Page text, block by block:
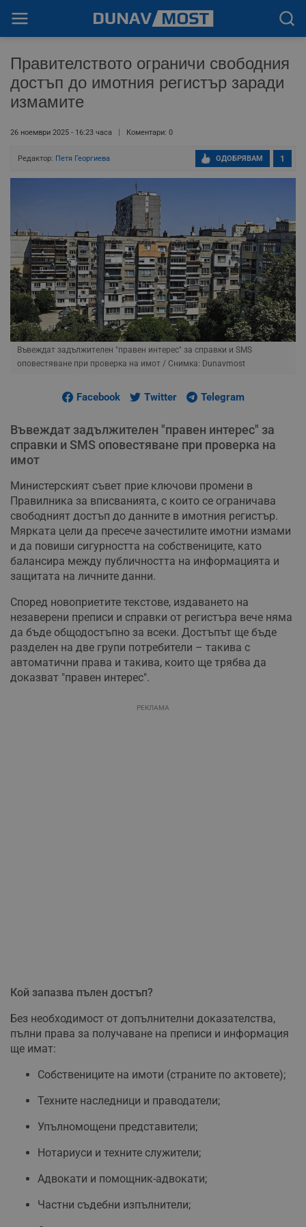
Правителството ограничи свободния
достъп до имотния регистър заради
измамите
26 ноември 2025 - 16:23 часа Коментари: 0
Редактор: Петя Георгиева 1
ОДОБРЯВАМ
Въвеждат задължителен "правен интерес" за справки и SMS
оповестяване при проверка на имот / Снимка: Dunavmost
Facebook Twitter Telegram
Въвеждат задължителен "правен интерес" за
справки и SMS оповестяване при проверка на
имот
Министерският съвет прие ключови промени в
Правилника за вписванията, с които се ограничава
свободният достъп до данните в имотния регистър.
Мярката цели да пресече зачестилите имотни измами
и да повиши сигурността на собствениците, като
балансира между публичността на информацията и
защитата на личните данни.
Според новоприетите текстове, издаването на
незаверени преписи и справки от регистъра вече няма
да бъде общодостъпно за всеки. Достъпът ще бъде
разделен на две групи потребители – такива с
автоматични права и такива, които ще трябва да
доказват "правен интерес".
РЕКЛАМА
Кой запазва пълен достъп?
Без необходимост от допълнителни доказателства,
пълни права за получаване на преписи и информация
ще имат:
Собствениците на имоти (страните по актовете);
Техните наследници и праводатели;
Упълномощени представители;
Нотариуси и техните служители;
Адвокати и помощник-адвокати;
Частни съдебни изпълнители;